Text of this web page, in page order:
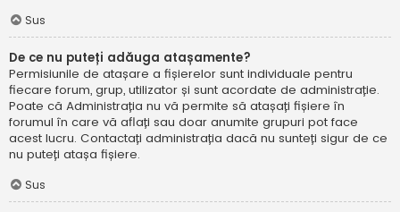
Sus
De ce nu puteți adăuga atașamente?
Permisiunile de atașare a fișierelor sunt individuale pentru
fiecare forum, grup, utilizator și sunt acordate de administrație.
Poate că Administrația nu vă permite să atașați fișiere în
forumul în care vă aflați sau doar anumite grupuri pot face
acest lucru. Contactați administrația dacă nu sunteți sigur de ce
nu puteți atașa fișiere.
Sus